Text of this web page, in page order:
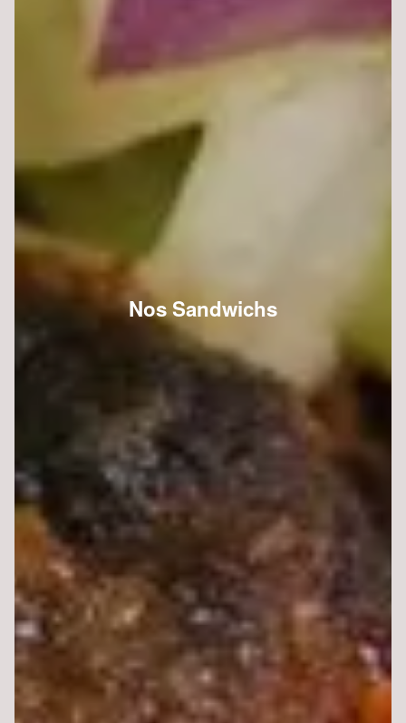
Nos Sandwichs